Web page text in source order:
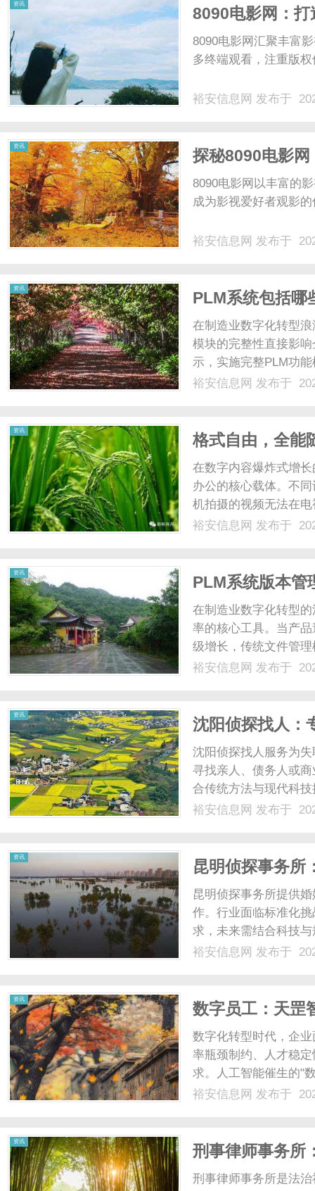
资讯
8090电影网：
8090电影网汇聚丰富
多终端观看，注重版
裕安信息网 发布于
资讯
探秘8090电影
8090电影网以丰富的
成为影视爱好者观影
裕安信息网 发布于
资讯
PLM系统包括哪
在制造业数字化转型
模块的完整性直接影
示，实施完整PLM功
本降低25%。那么，
裕安信息网 发布于
资讯
格式自由，全能
全功能解析
在数字内容爆炸式增
办公的核心载体。不
机拍摄的视频无法在
格式不兼容等问题频
裕安信息网 发布于
资讯
PLM系统版本管
在制造业数字化转型
率的核心工具。当产
级增长，传统文件管
版本管理不仅能避免
裕安信息网 发布于
资讯
沈阳侦探找人：
沈阳侦探找人服务为
寻找亲人、债务人或
合传统方法与现代科
裕安信息网 发布于
资讯
昆明侦探事务所
昆明侦探事务所提供
作。行业面临标准化
求，未来需结合科技
裕安信息网 发布于
资讯
数字员工：天罡
数字化转型时代，企
率瓶颈制约、人才稳
求。人工智能催生的"
算的数字员工解决方
裕安信息网 发布于
资讯
刑事律师事务所
实后盾
刑事律师事务所是法